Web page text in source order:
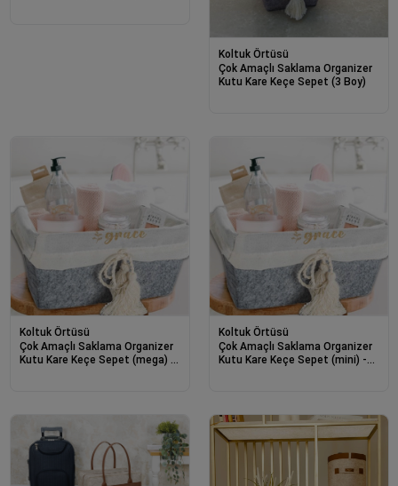
Koltuk Örtüsü
Çok Amaçlı Saklama Organizer
Kutu Kare Keçe Sepet (3 Boy)
Koltuk Örtüsü
Çok Amaçlı Saklama Organizer
Kutu Kare Keçe Sepet (mega) -
Koltuk Örtüsü
Çok Amaçlı Saklama Organizer
Kutu Kare Keçe Sepet (mini) -